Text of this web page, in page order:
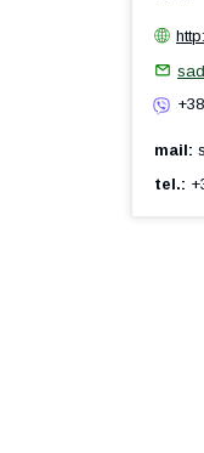
mail
tel.